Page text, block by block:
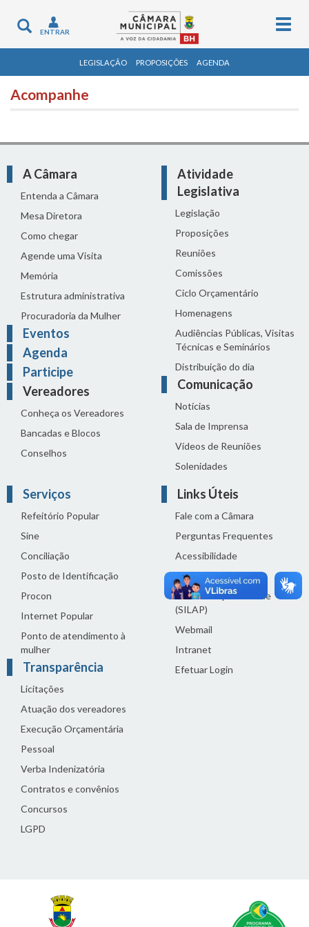
Toggle
navigation
ENTRAR
LEGISLAÇÃO PROPOSIÇÕES AGENDA
Acompanhe
A Câmara
Entenda a Câmara
Mesa Diretora
Como chegar
Agende uma Visita
Memória
Estrutura administrativa
Procuradoria da Mulher
Eventos
Agenda
Participe
Vereadores
Conheça os Vereadores
Bancadas e Blocos
Conselhos
Atividade
Legislativa
Legislação
Proposições
Reuniões
Comissões
Ciclo Orçamentário
Homenagens
Audiências Públicas, Visitas
Técnicas e Seminários
Distribuição do dia
Comunicação
Notícias
Sala de Imprensa
Vídeos de Reuniões
Solenidades
Serviços
Refeitório Popular
Sine
Conciliação
Posto de Identificação
Procon
Internet Popular
Ponto de atendimento à
mulher
Transparência
Licitações
Atuação dos vereadores
Execução Orçamentária
Pessoal
Verba Indenizatória
Contratos e convênios
Concursos
LGPD
Links Úteis
Fale com a Câmara
Perguntas Frequentes
Acessibilidade
Termos de uso
Política de privacidade
(SILAP)
Webmail
Intranet
Efetuar Login